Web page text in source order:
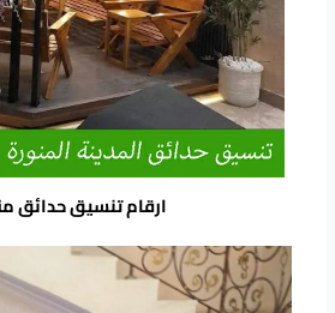
ارقام تنسيق حدائق